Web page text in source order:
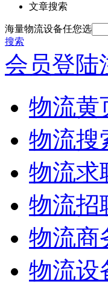
文章搜索
海量物流设备任您选
搜索
会员登陆
物流黄
物流搜
物流求
物流招
物流商
物流设